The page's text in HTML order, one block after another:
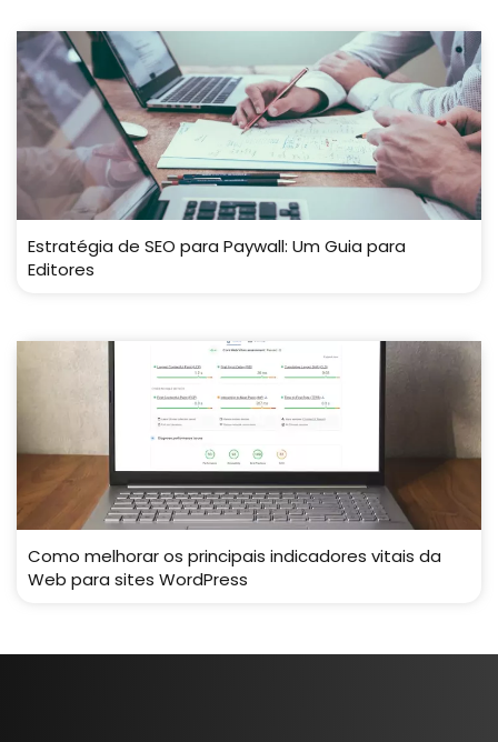
Estratégia de SEO para Paywall: Um Guia para
Editores
Como melhorar os principais indicadores vitais da
Web para sites WordPress